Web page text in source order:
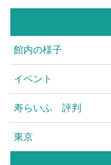
館内の様子
イベント
寿らいふ 評判
東京